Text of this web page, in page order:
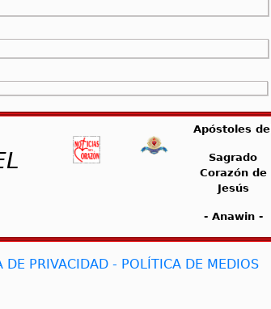
Apóstoles del
Sagrado
Corazón de
Jesús
- Anawin -
DE PRIVACIDAD - POLÍTICA DE MEDIOS